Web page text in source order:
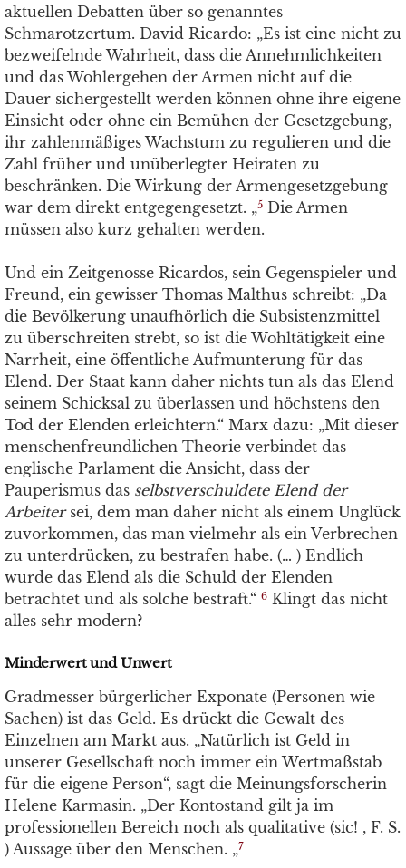
aktuellen Debatten über so genanntes
Schmarotzertum. David Ricardo: „Es ist eine nicht zu
bezweifelnde Wahrheit, dass die Annehmlichkeiten
und das Wohlergehen der Armen nicht auf die
Dauer sichergestellt werden können ohne ihre eigene
Einsicht oder ohne ein Bemühen der Gesetzgebung,
ihr zahlenmäßiges Wachstum zu regulieren und die
Zahl früher und unüberlegter Heiraten zu
beschränken. Die Wirkung der Armengesetzgebung
war dem direkt entgegengesetzt. „5 Die Armen
müssen also kurz gehalten werden.
Und ein Zeitgenosse Ricardos, sein Gegenspieler und
Freund, ein gewisser Thomas Malthus schreibt: „Da
die Bevölkerung unaufhörlich die Subsistenzmittel
zu überschreiten strebt, so ist die Wohltätigkeit eine
Narrheit, eine öffentliche Aufmunterung für das
Elend. Der Staat kann daher nichts tun als das Elend
seinem Schicksal zu überlassen und höchstens den
Tod der Elenden erleichtern.“ Marx dazu: „Mit dieser
menschenfreundlichen Theorie verbindet das
englische Parlament die Ansicht, dass der
Pauperismus das selbstverschuldete Elend der
Arbeiter sei, dem man daher nicht als einem Unglück
zuvorkommen, das man vielmehr als ein Verbrechen
zu unterdrücken, zu bestrafen habe. (… ) Endlich
wurde das Elend als die Schuld der Elenden
betrachtet und als solche bestraft.“ 6 Klingt das nicht
alles sehr modern?
Minderwert und Unwert
Gradmesser bürgerlicher Exponate (Personen wie
Sachen) ist das Geld. Es drückt die Gewalt des
Einzelnen am Markt aus. „Natürlich ist Geld in
unserer Gesellschaft noch immer ein Wertmaßstab
für die eigene Person“, sagt die Meinungsforscherin
Helene Karmasin. „Der Kontostand gilt ja im
professionellen Bereich noch als qualitative (sic! , F. S.
) Aussage über den Menschen. „7